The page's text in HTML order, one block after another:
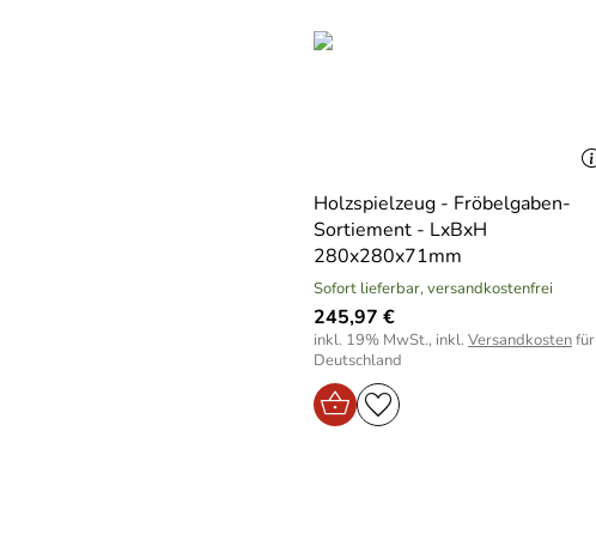
Holzspielzeug - Fröbelgaben-
Sortiement - LxBxH
280x280x71mm
Sofort lieferbar, versandkostenfrei
245,97 €
inkl. 19% MwSt., inkl. Versandkostenfür
Deutschland